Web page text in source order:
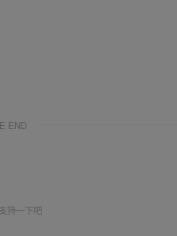
END
持一下吧